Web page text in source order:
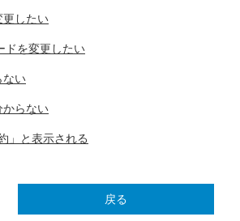
更したい
ドを変更したい
ない
からない
」と表示される
戻る